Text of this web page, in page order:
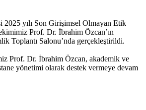
2025 yılı Son Girişimsel Olmayan Etik
Prof. Dr. İbrahim Özcan’ın
Toplantı Salonu’nda gerçekleştirildi.
Prof. Dr. İbrahim Özcan, akademik ve
yönetimi olarak destek vermeye devam